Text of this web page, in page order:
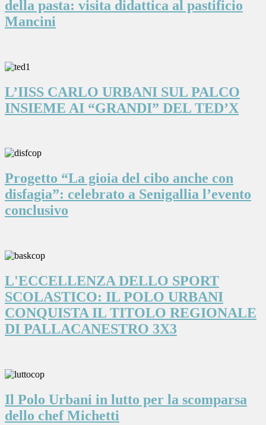
della pasta: visita didattica al pastificio
Mancini
L’IISS CARLO URBANI SUL PALCO
INSIEME AI “GRANDI” DEL TED’X
Progetto “La gioia del cibo anche con
disfagia”: celebrato a Senigallia l’evento
conclusivo
L'ECCELLENZA DELLO SPORT
SCOLASTICO: IL POLO URBANI
CONQUISTA IL TITOLO REGIONALE
DI PALLACANESTRO 3X3
Il Polo Urbani in lutto per la scomparsa
dello chef Michetti